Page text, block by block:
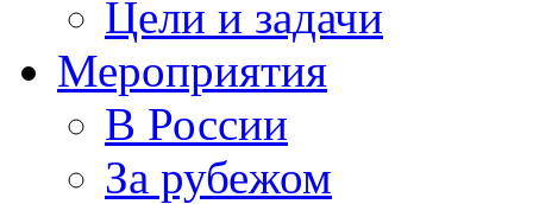
Цели и задачи
Мероприятия
В России
За рубежом